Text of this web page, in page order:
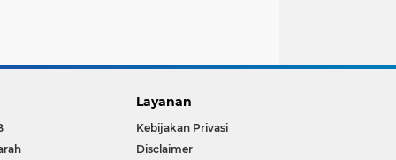
Layanan
Kebijakan Privasi
Disclaimer